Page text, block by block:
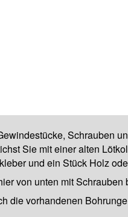
Schrauben
Sie mit einer alten
und ein Stück Holz
von unten mit Schrauben
die vorhandenen